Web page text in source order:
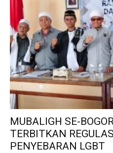
MUBALIGH SE-
TERBITKAN
PENYEBARAN LGBT